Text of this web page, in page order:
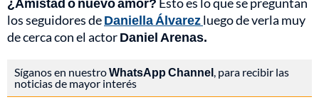
los seguidores deDaniella Álvarezluego de verla muy
de cerca con el actorDaniel Arenas.
Síganos en nuestroWhatsApp Channel, para recibir las
noticias de mayor interés